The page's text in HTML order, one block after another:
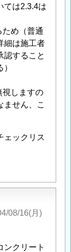
ては2.3.4は
め（普通
細は施工者
認すること
視しますの
ません、こ
ェックリス
08/16(月)
ンクリート